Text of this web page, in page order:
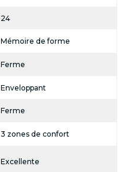
24
Mémoire de forme
Ferme
Enveloppant
Ferme
3 zones de confort
Excellente